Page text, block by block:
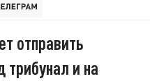
отправить
и на